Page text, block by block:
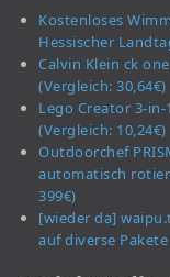
Kostenloses
Hessischer
Calvin Klein ck
(Vergleich: 30,64€)
Lego Creator 3-
(Vergleich: 10,24€)
Outdoorchef
automatisch
399€)
[wieder da]
auf diverse Pakete